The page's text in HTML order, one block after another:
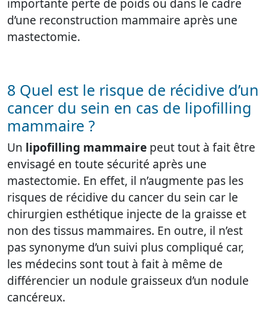
d’une reconstruction mammaire après une
mastectomie.
8 Quel est le risque de récidive d’un
cancer du sein en cas de lipofilling
mammaire ?
Un lipofilling mammaire peut tout à fait être
envisagé en toute sécurité après une
mastectomie. En effet, il n’augmente pas les
risques de récidive du cancer du sein car le
chirurgien esthétique injecte de la graisse et
non des tissus mammaires. En outre, il n’est
pas synonyme d’un suivi plus compliqué car,
les médecins sont tout à fait à même de
différencier un nodule graisseux d’un nodule
cancéreux.